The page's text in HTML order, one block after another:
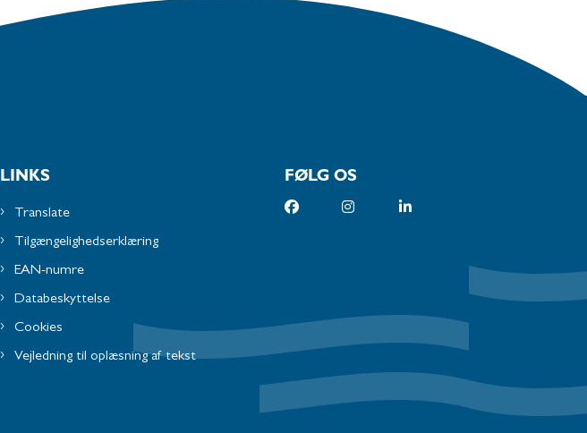
LINKS
Translate
Tilgængelighedserklæring
EAN-numre
Databeskyttelse
Cookies
Vejledning til oplæsning af tekst
FØLG OS